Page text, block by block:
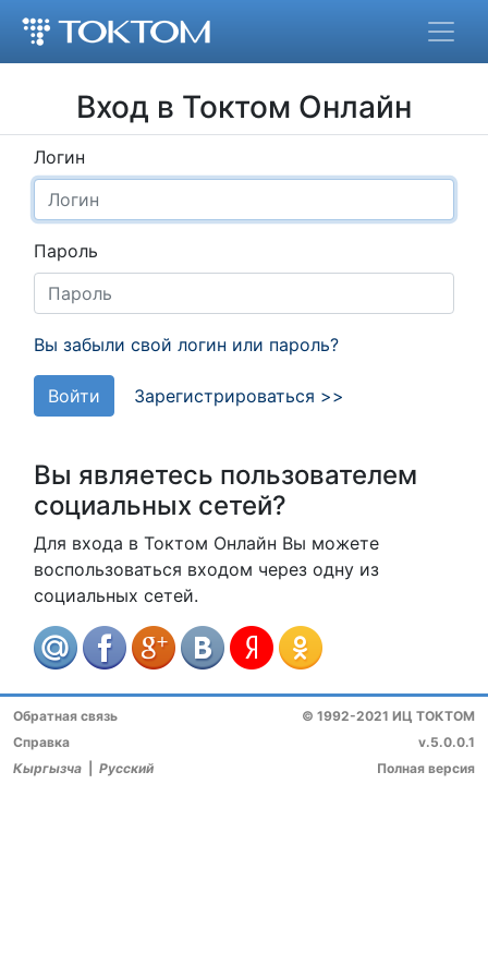
Вход в Токтом Онлайн
Логин
Пароль
Вы забыли свой логин или пароль?
Войти Зарегистрироваться >>
Вы являетесь пользователем
социальных сетей?
Для входа в Токтом Онлайн Вы можете
воспользоваться входом через одну из
социальных сетей.
© 1992-2021 ИЦ ТОКТОМ
v.5.0.0.1
Полная версия
Обратная связь
Справка
Кыргызча
Русский